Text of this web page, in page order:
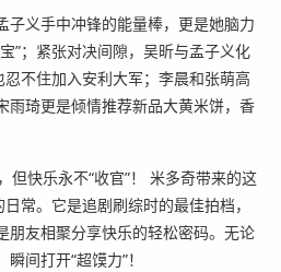
子义手中冲锋的能量棒，更是她脑力
”；紧张对决间隙，吴昕与孟子义化
忍不住加入安利大军；李晨和张萌高
雨琦更是倾情推荐新品大黄米饼，香
但快乐永不“收官”！ 米多奇带来的这
常。它是追剧刷综时的最佳拍档，
朋友相聚分享快乐的轻松密码。无论
间打开“超馍力”！